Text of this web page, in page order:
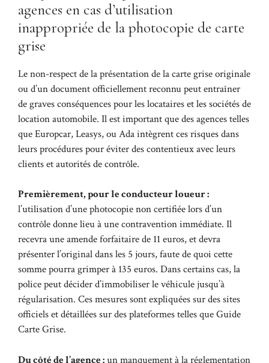
agences en cas d’utilisation
inappropriée de la photocopie de carte
grise
Le non-respect de la présentation de la carte grise originale
ou d’un document officiellement reconnu peut entraîner
de graves conséquences pour les locataires et les sociétés de
location automobile. Il est important que des agences telles
que Europcar, Leasys, ou Ada intègrent ces risques dans
leurs procédures pour éviter des contentieux avec leurs
clients et autorités de contrôle.
Premièrement, pour le conducteur loueur :
l’utilisation d’une photocopie non certifiée lors d’un
contrôle donne lieu à une contravention immédiate. Il
recevra une amende forfaitaire de 11 euros, et devra
présenter l’original dans les 5 jours, faute de quoi cette
somme pourra grimper à 135 euros. Dans certains cas, la
police peut décider d’immobiliser le véhicule jusqu’à
régularisation. Ces mesures sont expliquées sur des sites
officiels et détaillées sur des plateformes telles queGuide
Carte Grise.
Du côté de l’agence :un manquement à la réglementation